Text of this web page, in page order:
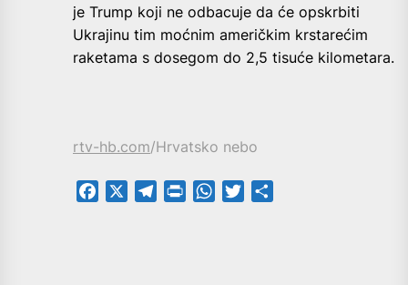
je Trump koji ne odbacuje da će opskrbiti
Ukrajinu tim moćnim američkim krstarećim
raketama s dosegom do 2,5 tisuće kilometara.
rtv-hb.com/Hrvatsko nebo
Facebook TelegramPrintFriendly
WhatsApp
Twitter